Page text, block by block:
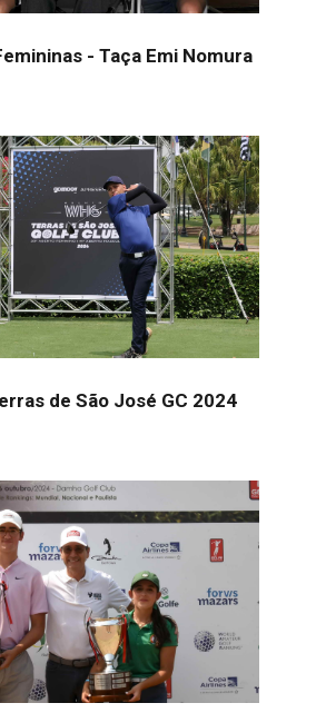
- Taça Emi Nomura
de São José GC 2024